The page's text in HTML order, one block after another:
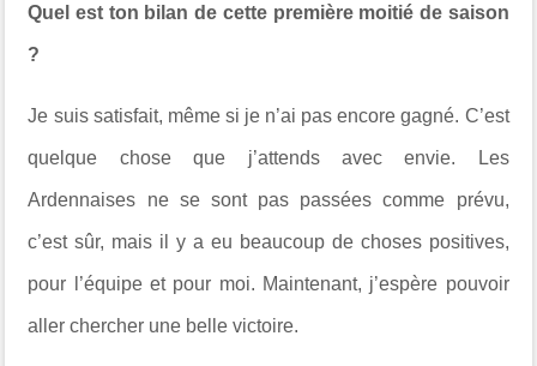
Quel est ton bilan de cette première moitié de saison
?
Je suis satisfait, même si je n’ai pas encore gagné. C’est
quelque chose que j’attends avec envie. Les
Ardennaises ne se sont pas passées comme prévu,
c’est sûr, mais il y a eu beaucoup de choses positives,
pour l’équipe et pour moi. Maintenant, j’espère pouvoir
aller chercher une belle victoire.